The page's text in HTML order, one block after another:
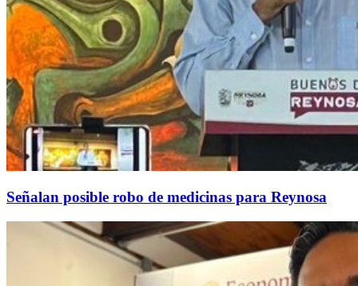
Señalan posible robo de medicinas para Reynosa